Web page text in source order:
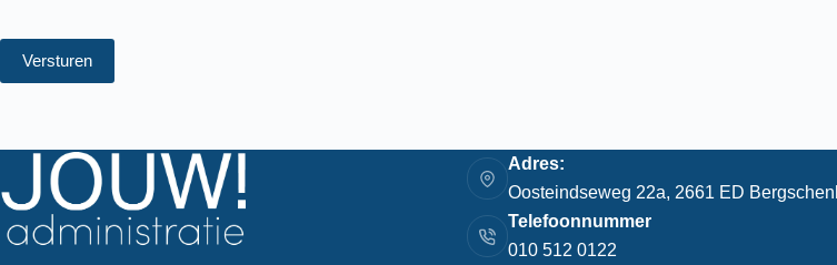
Versturen
Adres:
Oosteindseweg 22a, 2661 ED
Telefoonnummer
010 512 0122